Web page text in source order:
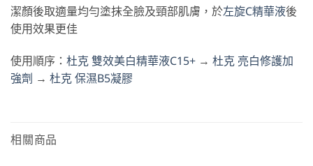
潔顏後取適量均勻塗抹全臉及頸部肌膚，於左旋C精華液後
使用效果更佳
使用順序： 杜克 雙效美白精華液C15+ → 杜克 亮白修護加
強劑 → 杜克 保濕B5凝膠
相關商品